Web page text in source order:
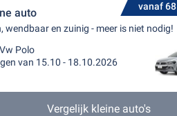
vanaf
auto
wendbaar en zuinig - meer is niet nodig!
Polo
van 15.10 - 18.10.2026
Vergelijk kleine auto's